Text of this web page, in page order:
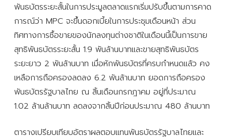
พันธบัตรระยะสั้นในการประมูลตลาดแรกเริ่มปรับขึ้นตามการคาด
การณ์ว่า MPC จะขึ้นดอกเบี้ยในการประชุมเดือนหน้า ส่วน
ทิศทางการซื้อขายของนักลงทุนต่างชาติในเดือนนี้เป็นการขาย
สุทธิพันธบัตรระยะสั้น 1.9 พันล้านบาทและขายสุทธิพันธบัตร
ระยะยาว 2 พันล้านบาท เมื่อหักพันธบัตรที่ครบกำหนดแล้ว คง
เหลือการถือครองลดลง 6.2 พันล้านบาท ยอดการถือครอง
พันธบัตรรัฐบาลไทย ณ สิ้นเดือนกรกฎาคม อยู่ที่ประมาณ
1.02 ล้านล้านบาท ลดลงจากสิ้นปีก่อนประมาณ 480 ล้านบาท
ตารางเปรียบเทียบอัตราผลตอบแทนพันธบัตรรัฐบาลไทยและ